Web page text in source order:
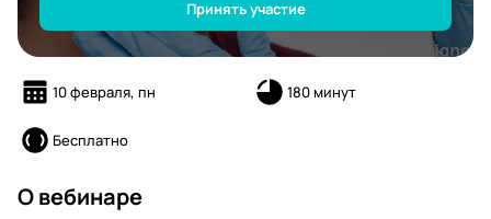
Принять участие
10 февраля, пн 180 минут
Бесплатно
О вебинаре